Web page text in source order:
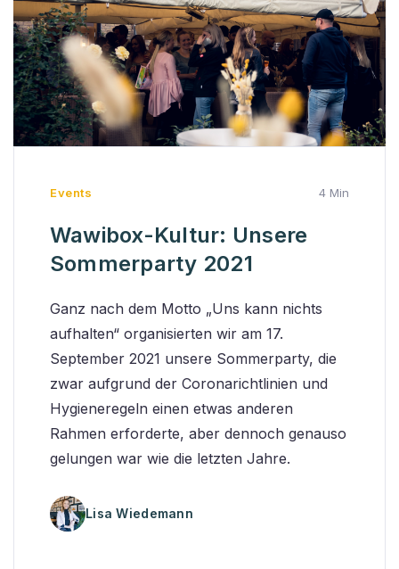
Events 4 Min
Wawibox-Kultur: Unsere
Sommerparty 2021
Ganz nach dem Motto „Uns kann nichts
aufhalten“ organisierten wir am 17.
September 2021 unsere Sommerparty, die
zwar aufgrund der Coronarichtlinien und
Hygieneregeln einen etwas anderen
Rahmen erforderte, aber dennoch genauso
gelungen war wie die letzten Jahre.
Lisa Wiedemann